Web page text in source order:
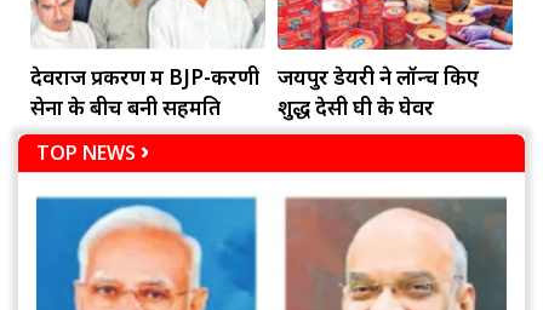
देवराज प्रकरण में BJP-करणी
सेना के बीच बनी सहमति
जयपुर डेयरी ने लॉन्च किए
शुद्ध देसी घी के घेवर
TOP NEWS